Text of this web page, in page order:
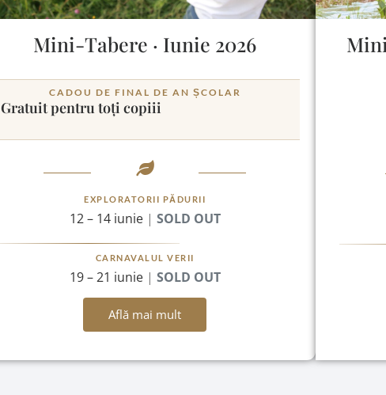
Mini-Tabere · Iunie 2026
CADOU DE FINAL DE AN ȘCOLAR
Gratuit pentru toți copiii
EXPLORATORII PĂDURII
12 – 14 iunie | SOLD OUT
CARNAVALUL VERII
19 – 21 iunie | SOLD OUT
Află mai mult